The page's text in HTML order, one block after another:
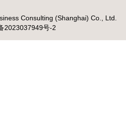
Consulting (Shanghai) Co., Ltd.
2023037949号-2